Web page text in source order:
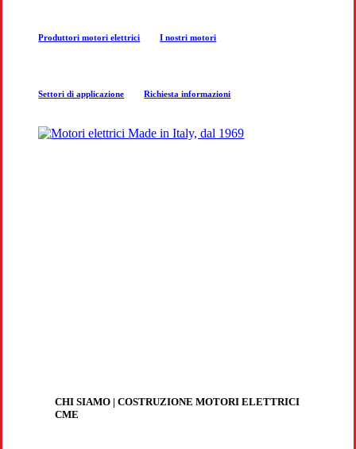
section
Produttori motori elettrici I nostri motori
Settori di applicazione Richiesta informazioni
CHI SIAMO | COSTRUZIONE MOTORI ELETTRICI
CME